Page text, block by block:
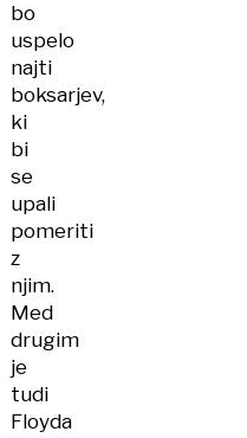
bo
uspelo
najti
boksarjev,
ki
bi
se
upali
pomeriti
z
njim.
Med
drugim
je
tudi
Floyda